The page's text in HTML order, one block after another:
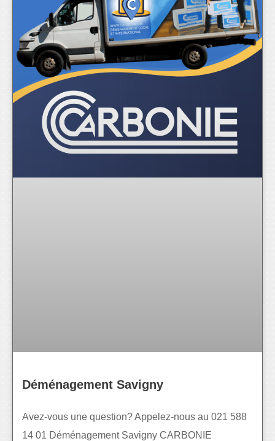
Déménagement Savigny
Avez-vous une question? Appelez-nous au 021 588
14 01 Déménagement Savigny CARBONIE